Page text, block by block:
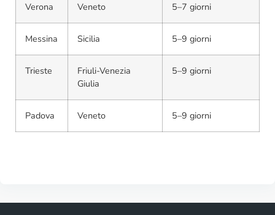
Verona Veneto 5–7 giorni
Messina Sicilia 5–9 giorni
Trieste
Friuli-Venezia
Giulia
5–9 giorni
Padova Veneto 5–9 giorni